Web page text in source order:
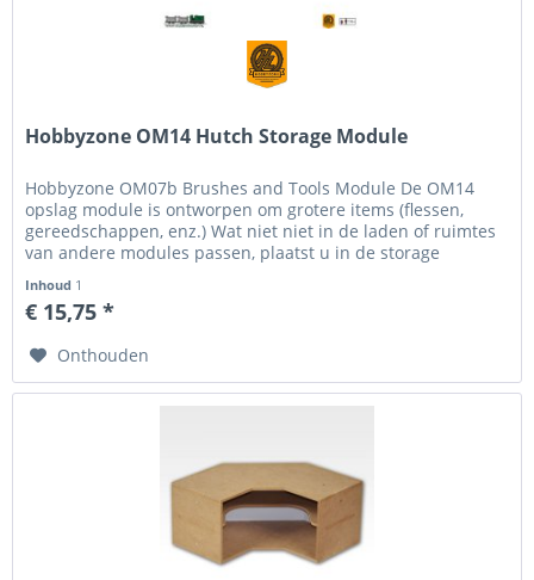
Hobbyzone OM14 Hutch Storage Module
Hobbyzone OM07b Brushes and Tools Module De OM14
opslag module is ontworpen om grotere items (flessen,
gereedschappen, enz.) Wat niet niet in de laden of ruimtes
van andere modules passen, plaatst u in de storage
Inhoud 1
€ 15,75 *
Onthouden